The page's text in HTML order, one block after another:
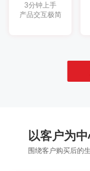
3分钟上手
产品交互极简
以客户为
围绕客户购买后的